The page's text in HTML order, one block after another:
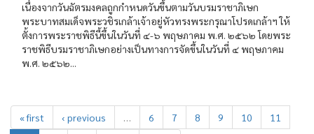
เนื่องจากวันฉัตรมงคลถูกกำหนดวันขึ้นตามวันบรมราชาภิเษก
พระบาทสมเด็จพระวชิรเกล้าเจ้าอยู่หัวทรงพระกรุณาโปรดเกล้าฯ ให้
ตั้งการพระราชพิธีนี้ขึ้นในวันที่ ๔-๖ พฤษภาคม พ.ศ. ๒๕๖๒ โดยพระ
ราชพิธีบรมราชาภิเษกอย่างเป็นทางการจัดขึ้นในวันที่ ๔ พฤษภาคม
พ.ศ. ๒๕๖๒...
« first ‹ previous … 6 7 8 9 10
11